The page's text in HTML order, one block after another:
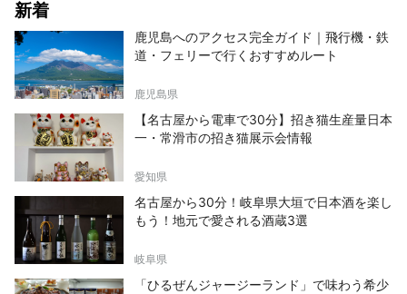
新着
鹿児島へのアクセス完全ガイド｜飛行機・鉄
道・フェリーで行くおすすめルート
鹿児島県
【名古屋から電車で30分】招き猫生産量日本
一・常滑市の招き猫展示会情報
愛知県
名古屋から30分！岐阜県大垣で日本酒を楽し
もう！地元で愛される酒蔵3選
岐阜県
「ひるぜんジャージーランド」で味わう希少